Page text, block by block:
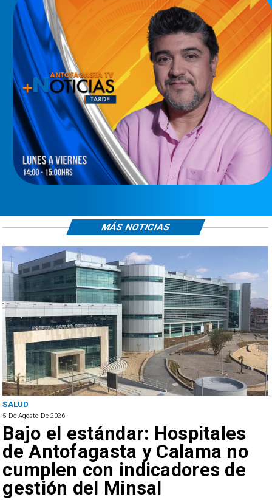
SALUD
5 De Agosto De 2026
Bajo el estándar: Hospitales
de Antofagasta y Calama no
cumplen con indicadores de
gestión del Minsal
MÁS NOTICIAS